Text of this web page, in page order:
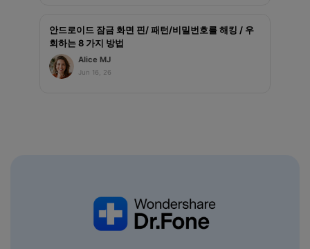
안드로이드 잠금 화면 핀/ 패턴/비밀번호를 해킹 / 우
회하는 8 가지 방법
Alice MJ
Jun 16, 26